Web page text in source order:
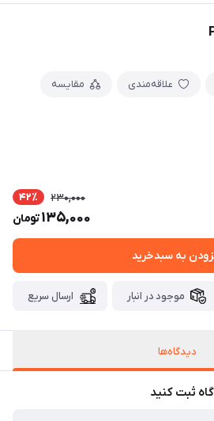
علاقه‌مندی مقایسه
230,000 42٪
135,000تومان
به سبدخرید
موجود در انبار ارسال سریع
دیدگاه‌ها
ثبت کنید